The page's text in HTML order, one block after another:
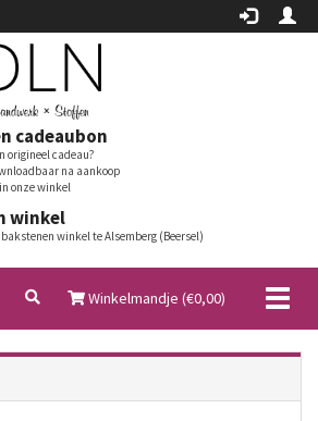
cadeaubon
origineel cadeau?
na aankoop
onze winkel
winkel
bakstenen winkel te Alsemberg (Beersel)
Winkelmandje (€0,00)